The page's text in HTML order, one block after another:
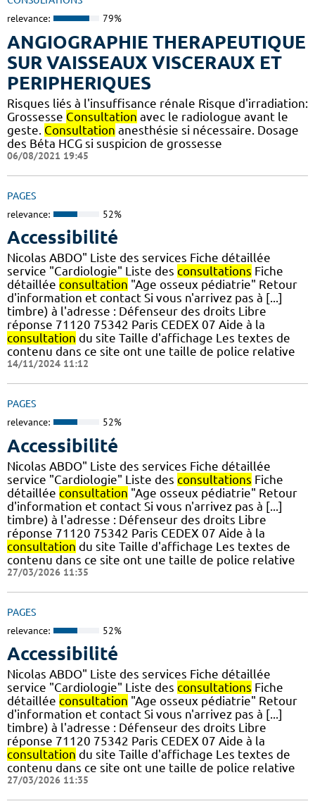
relevance: 79%
ANGIOGRAPHIE THERAPEUTIQUE
SUR VAISSEAUX VISCERAUX ET
PERIPHERIQUES
Risques liés à l'insuffisance rénale Risque d'irradiation:
Grossesse Consultation avec le radiologue avant le
geste. Consultation anesthésie si nécessaire. Dosage
des Béta HCG si suspicion de grossesse
06/08/2021 19:45
PAGES
relevance: 52%
Accessibilité
Nicolas ABDO" Liste des services Fiche détaillée
service "Cardiologie" Liste des consultations Fiche
détaillée consultation "Age osseux pédiatrie" Retour
d'information et contact Si vous n'arrivez pas à [...]
timbre) à l'adresse : Défenseur des droits Libre
réponse 71120 75342 Paris CEDEX 07 Aide à la
consultation du site Taille d'affichage Les textes de
contenu dans ce site ont une taille de police relative
14/11/2024 11:12
PAGES
relevance: 52%
Accessibilité
Nicolas ABDO" Liste des services Fiche détaillée
service "Cardiologie" Liste des consultations Fiche
détaillée consultation "Age osseux pédiatrie" Retour
d'information et contact Si vous n'arrivez pas à [...]
timbre) à l'adresse : Défenseur des droits Libre
réponse 71120 75342 Paris CEDEX 07 Aide à la
consultation du site Taille d'affichage Les textes de
contenu dans ce site ont une taille de police relative
27/03/2026 11:35
PAGES
relevance: 52%
Accessibilité
Nicolas ABDO" Liste des services Fiche détaillée
service "Cardiologie" Liste des consultations Fiche
détaillée consultation "Age osseux pédiatrie" Retour
d'information et contact Si vous n'arrivez pas à [...]
timbre) à l'adresse : Défenseur des droits Libre
réponse 71120 75342 Paris CEDEX 07 Aide à la
consultation du site Taille d'affichage Les textes de
contenu dans ce site ont une taille de police relative
27/03/2026 11:35